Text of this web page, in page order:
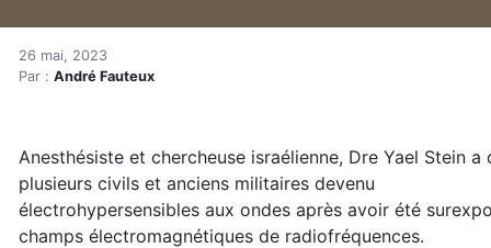
Accueil
Articles
Hypersensibilité
26 mai, 2023
Par : André Fauteux
Anesthésiste et chercheuse israélienne, Dre Yael Stein a
plusieurs civils et anciens militaires devenu
électrohypersensibles aux ondes après avoir été
champs électromagnétiques de radiofréquences.